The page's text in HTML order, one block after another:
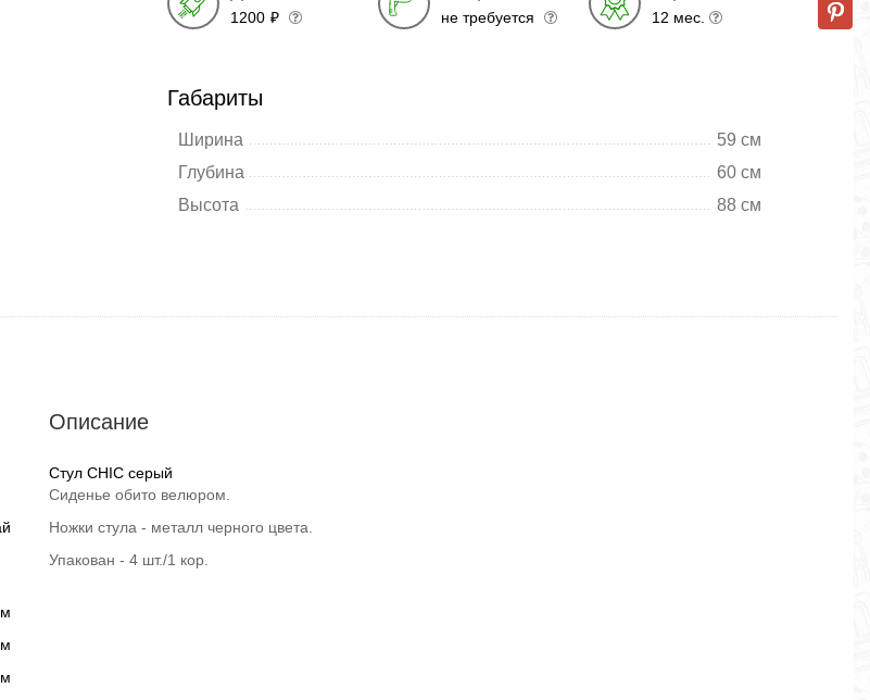
1200 ₽ не требуется 12 мес.
Габариты
Ширина
59 см
Глубина
60 см
Высота
88 см
Описание
Стул CHIC серый
Сиденье обито велюром.
Ножки стула - металл черного цвета.
Упакован - 4 шт./1 кор.